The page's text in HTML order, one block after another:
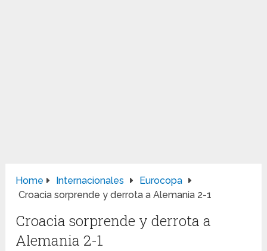
Home Internacionales
Eurocopa
Croacia sorprende y derrota a Alemania 2-1
Croacia sorprende y derrota a
Alemania 2-1